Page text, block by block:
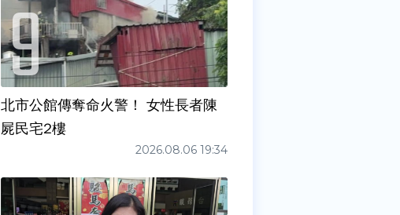
北市公館傳奪命火警！ 女性長者陳
屍民宅2樓
2026.08.06 19:34